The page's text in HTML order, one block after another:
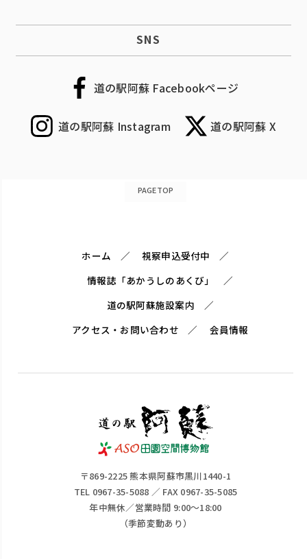
SNS
道の駅阿蘇 Facebookページ
道の駅阿蘇 Instagram 道の駅阿蘇 X
PAGETOP
ホーム
視察申込受付中
情報誌「あかうしのあくび」
道の駅阿蘇施設案内
アクセス・お問い合わせ
会員情報
〒869-2225 熊本県阿蘇市黒川1440-1
TEL 0967-35-5088 ／ FAX 0967-35-5085
年中無休／営業時間 9:00～18:00
（季節変動あり）